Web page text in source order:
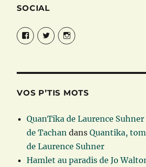
SOCIAL
FacebookTwitterInstagram
VOS P’TIS MOTS
QuanTika de Laurence
de Tachan dansQuantika,
de Laurence Suhner
Hamlet au paradis de Jo